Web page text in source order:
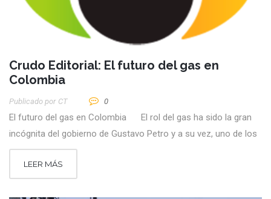
Crudo Editorial: El futuro del gas en
Colombia
Publicado por CT 0
El futuro del gas en Colombia El rol del gas ha sido la gran
incógnita del gobierno de Gustavo Petro y a su vez, uno de los
LEER MÁS